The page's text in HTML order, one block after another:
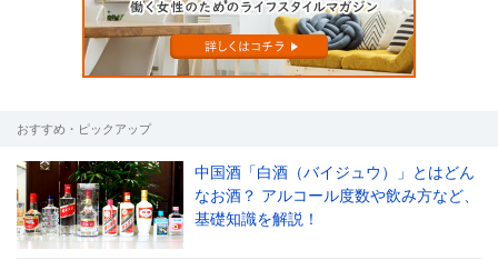
おすすめ・ピックアップ
中国酒「白酒（バイジュウ）」とはどん
なお酒？ アルコール度数や飲み方など、
基礎知識を解説！